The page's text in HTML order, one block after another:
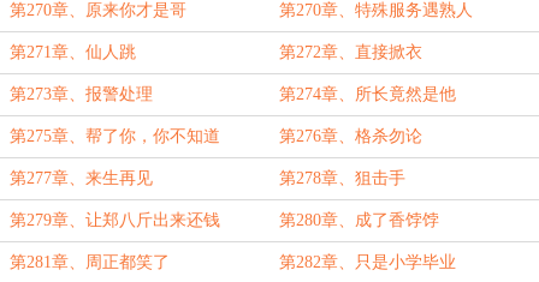
第270章、原来你才是哥 第270章、特殊服务遇熟人
第271章、仙人跳 第272章、直接掀衣
第273章、报警处理 第274章、所长竟然是他
第275章、帮了你，你不知道 第276章、格杀勿论
第277章、来生再见 第278章、狙击手
第279章、让郑八斤出来还钱 第280章、成了香饽饽
第281章、周正都笑了 第282章、只是小学毕业